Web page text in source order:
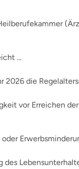
…
2026 die
vor Erreichen
des